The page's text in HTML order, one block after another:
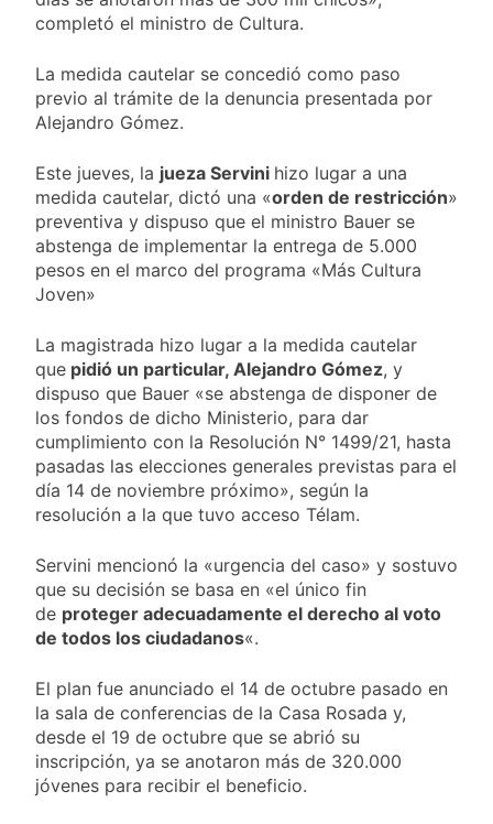
completó el ministro de Cultura.
La medida cautelar se concedió como paso
previo al trámite de la denuncia presentada por
Alejandro Gómez.
Este jueves, la jueza Servini hizo lugar a una
medida cautelar, dictó una «orden de restricción»
preventiva y dispuso que el ministro Bauer se
abstenga de implementar la entrega de 5.000
pesos en el marco del programa «Más Cultura
Joven»
La magistrada hizo lugar a la medida cautelar
que pidió un particular, Alejandro Gómez, y
dispuso que Bauer «se abstenga de disponer de
los fondos de dicho Ministerio, para dar
cumplimiento con la Resolución N° 1499/21, hasta
pasadas las elecciones generales previstas para el
día 14 de noviembre próximo», según la
resolución a la que tuvo acceso Télam.
Servini mencionó la «urgencia del caso» y sostuvo
que su decisión se basa en «el único fin
de proteger adecuadamente el derecho al voto
de todos los ciudadanos«.
El plan fue anunciado el 14 de octubre pasado en
la sala de conferencias de la Casa Rosada y,
desde el 19 de octubre que se abrió su
inscripción, ya se anotaron más de 320.000
jóvenes para recibir el beneficio.